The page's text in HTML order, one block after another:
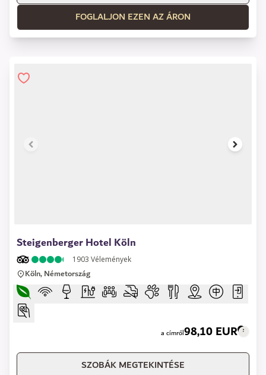
FOGLALJON EZEN AZ ÁRON
Steigenberger Hotel Köln
1903 Vélemények
Köln, Németország
a címről98,10 EUR
SZOBÁK MEGTEKINTÉSE